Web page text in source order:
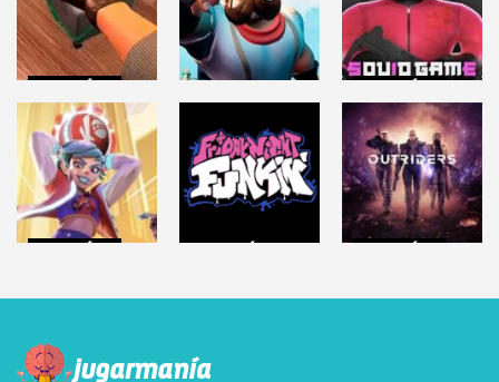
CRIME SCENE
CLEANER
6.32K
BATTLE
RUMBLEVERSE
14.5K
Roblox: SQUID
GAME
45.3K
6.85K